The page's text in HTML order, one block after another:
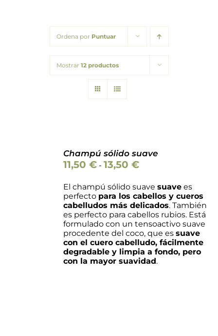
Packs regalo
Talleres
Ordena por Puntuar
Mostrar 12 productos
SELECCIONAR
PRODUCTO
MÚLTIPLES
VARIANTES.
OPCIONES
Champú sólido suave
11,50€ - 13,50€Rango
desde
11,50 €
hasta
13,50 €
El champú sólido suavesuave es
perfecto para los cabellos y cueros
cabelludos más delicados. También
es perfecto para cabellos rubios. Está
formulado con un tensoactivo suave
procedente del coco, que essuave
con el cuero cabelludo,fácilmente
degradabley limpia a fondo, pero
con la mayor suavidad.